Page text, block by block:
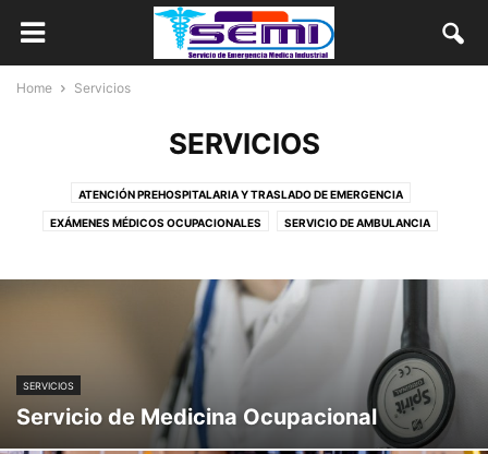
Home Servicios
SERVICIOS
ATENCIÓN PREHOSPITALARIA Y TRASLADO DE EMERGENCIA
EXÁMENES MÉDICOS OCUPACIONALES SERVICIO DE AMBULANCIA
SERVICIO DE SEGURIDAD Y SALUD LABORAL
SERVICIOS
Servicio de Medicina Ocupacional